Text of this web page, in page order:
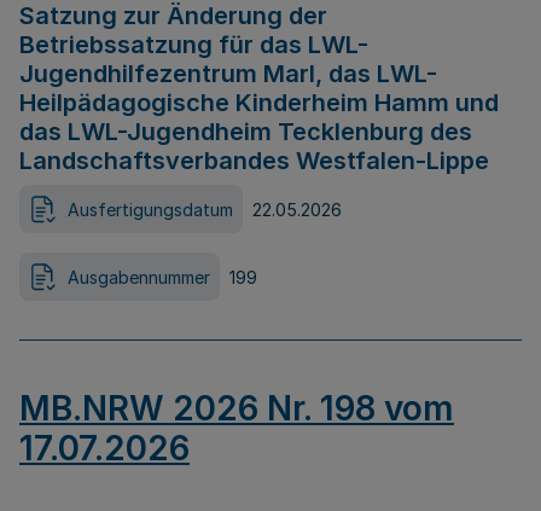
Satzung zur Änderung der
Betriebssatzung für das LWL-
Jugendhilfezentrum Marl, das LWL-
Heilpädagogische Kinderheim Hamm und
das LWL-Jugendheim Tecklenburg des
Landschaftsverbandes Westfalen-Lippe
Ausfertigungsdatum 22.05.2026
Ausgabennummer 199
MB.NRW 2026 Nr. 198 vom
17.07.2026